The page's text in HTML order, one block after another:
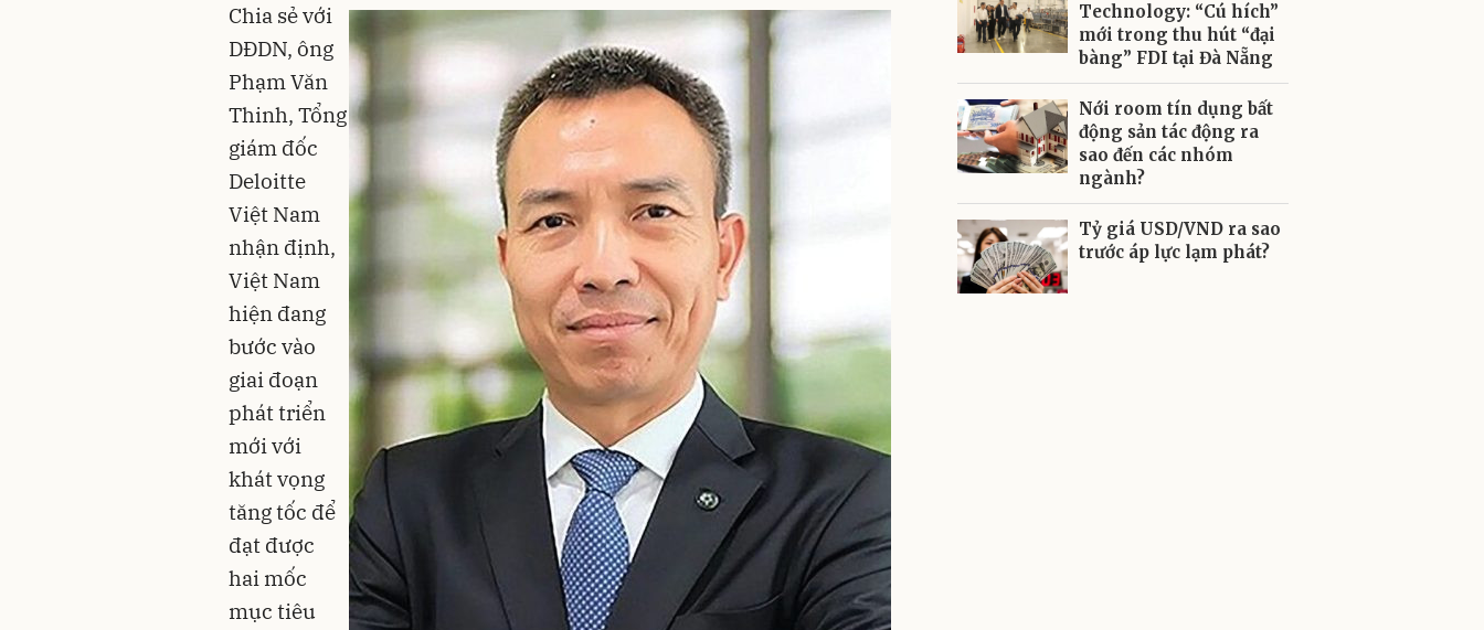
Chia sẻ với
DĐDN, ông
Phạm Văn
Thinh, Tổng
giám đốc
Deloitte
Việt Nam
nhận định,
Việt Nam
hiện đang
bước vào
giai đoạn
phát triển
mới với
khát vọng
tăng tốc để
đạt được
hai mốc
mục tiêu
Technology: “Cú hích”
mới trong thu hút “đại
bàng” FDI tại Đà Nẵng
Nới room tín dụng bất
động sản tác động ra
sao đến các nhóm
ngành?
Tỷ giá USD/VND ra sao
trước áp lực lạm phát?